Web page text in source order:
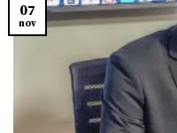
07
nov